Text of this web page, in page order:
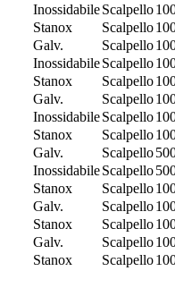
InossidabileScalpello
Stanox Scalpello
Galv. Scalpello
InossidabileScalpello
Stanox Scalpello
Galv. Scalpello
InossidabileScalpello
Stanox Scalpello
Galv. Scalpello
InossidabileScalpello
Stanox Scalpello
Galv. Scalpello
Stanox Scalpello
Galv. Scalpello
Stanox Scalpello